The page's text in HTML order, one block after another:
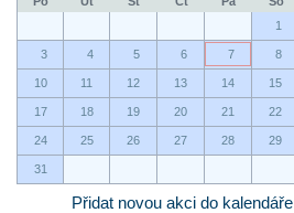
1
3 4 5 6 7 8
10 11 12 13 14 15
17 18 19 20 21 22
24 25 26 27 28 29
31
Přidat novou akci do kalendáře